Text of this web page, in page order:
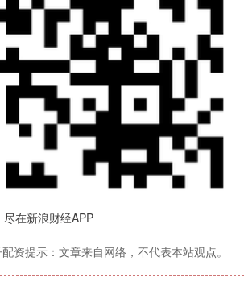
在新浪财经APP
资提示：文章来自网络，不代表本站观点。